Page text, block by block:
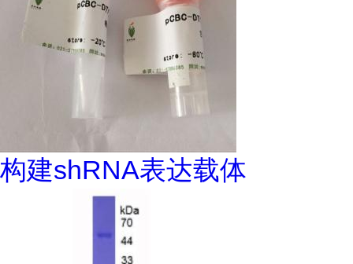
构建shRNA表达载体